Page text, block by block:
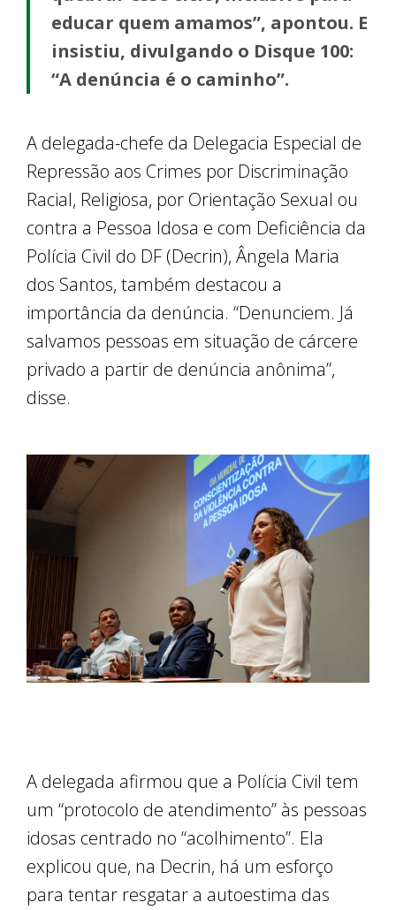
educar quem amamos”, apontou. E
insistiu, divulgando o Disque 100:
“A denúncia é o caminho”.
A delegada-chefe da Delegacia Especial de
Repressão aos Crimes por Discriminação
Racial, Religiosa, por Orientação Sexual ou
contra a Pessoa Idosa e com Deficiência da
Polícia Civil do DF (Decrin), Ângela Maria
dos Santos, também destacou a
importância da denúncia. “Denunciem. Já
salvamos pessoas em situação de cárcere
privado a partir de denúncia anônima”,
disse.
A delegada afirmou que a Polícia Civil tem
um “protocolo de atendimento” às pessoas
idosas centrado no “acolhimento”. Ela
explicou que, na Decrin, há um esforço
para tentar resgatar a autoestima das